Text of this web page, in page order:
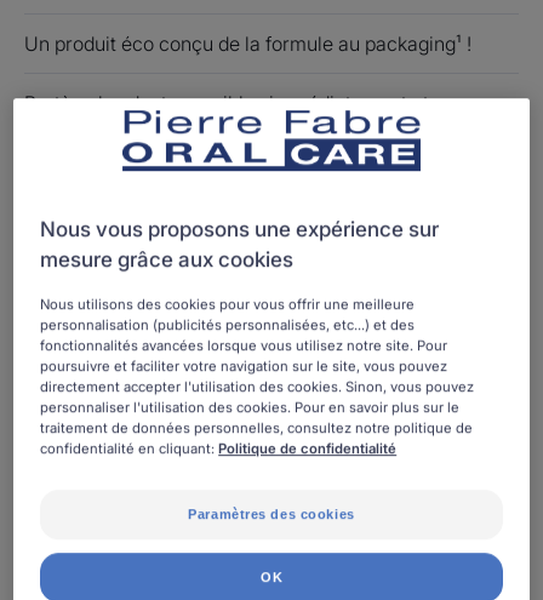
Un produit éco conçu de la formule au packaging¹ !
Protège les dents sensibles immédiatement et pour une
longue durée¹, packaging allégé en plastique et
recyclable, efficace dès 2 semaines².
¹ cf ACV packaging ci-dessous
² Mesure de tolérance et d'efficacité sur 41 sujets (à
raison de 3 utilisations par jour pendant 2 minutes)
Doypack Doypack
100ml
Utilisable par
Âge
À partir de 12 an(s)
Nous vous proposons une expérience sur
mesure grâce aux cookies
Nous utilisons des cookies pour vous offrir une meilleure
personnalisation (publicités personnalisées, etc...) et des
fonctionnalités avancées lorsque vous utilisez notre site. Pour
poursuivre et faciliter votre navigation sur le site, vous pouvez
directement accepter l'utilisation des cookies. Sinon, vous pouvez
personnaliser l'utilisation des cookies. Pour en savoir plus sur le
traitement de données personnelles, consultez notre politique de
confidentialité en cliquant:Politique de confidentialité
Paramètres des cookies
OK